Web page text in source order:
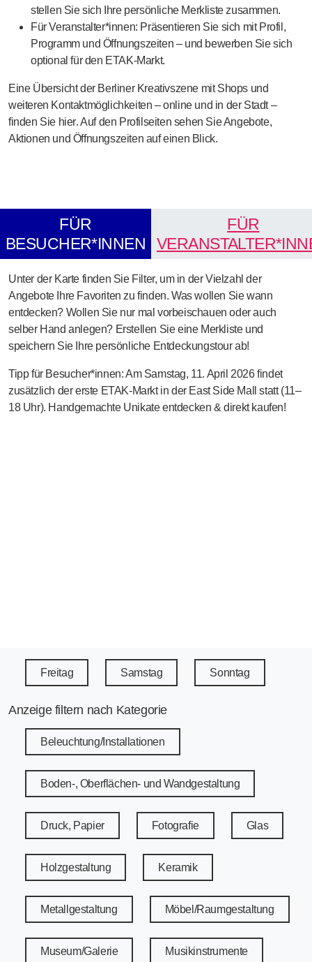
stellen Sie sich Ihre persönliche Merklistezusammen.
Für Veranstalter*innen: Präsentieren Sie sich mit Profil,
Programm und Öffnungszeiten – und bewerben Sie sich
optional für den ETAK-Markt.
Eine Übersicht der Berliner Kreativszene mit Shops und
weiteren Kontaktmöglichkeiten – online und in der Stadt –
finden Sie hier. Auf den Profilseiten sehen Sie Angebote,
Aktionen und Öffnungszeiten auf einen Blick.
FÜR
BESUCHER*INNEN
FÜR
Unter der Karte finden Sie Filter, um in der Vielzahl der
Angebote Ihre Favoriten zu finden. Was wollen Sie wann
entdecken? Wollen Sie nur mal vorbeischauen oder auch
selber Hand anlegen? Erstellen Sie eine Merkliste und
speichern Sie Ihre persönliche Entdeckungstour ab!
Tipp für Besucher*innen:Am Samstag, 11. April 2026findet
zusätzlich der erste ETAK-Marktin der East Side Mall statt (11–
18 Uhr). Handgemachte Unikate entdecken & direkt kaufen!
Freitag Samstag Sonntag
Anzeige filtern nach Kategorie
Beleuchtung/Installationen
Boden-, Oberflächen- und Wandgestaltung
Druck, Papier Fotografie Glas
Holzgestaltung Keramik
Metallgestaltung Möbel/Raumgestaltung
Museum/Galerie Musikinstrumente